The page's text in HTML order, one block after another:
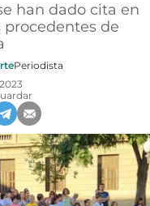
han dado cita en
procedentes de
Periodista